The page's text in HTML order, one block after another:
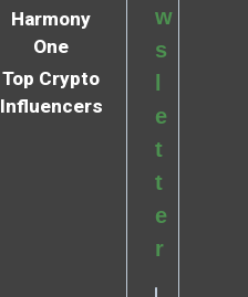
Harmony
One
Top Crypto
Influencers
w
s
e
t
t
e
r